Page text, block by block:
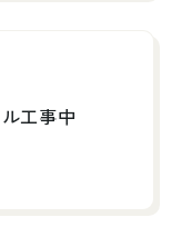
工事中